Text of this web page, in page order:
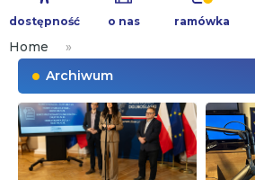
treści
dostępność o nas ramówka
Home
»
Archiwum